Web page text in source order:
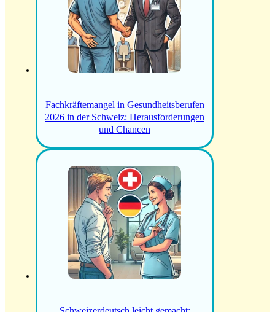
Fachkräftemangel in Gesundheitsberufen
2026 in der Schweiz: Herausforderungen
und Chancen